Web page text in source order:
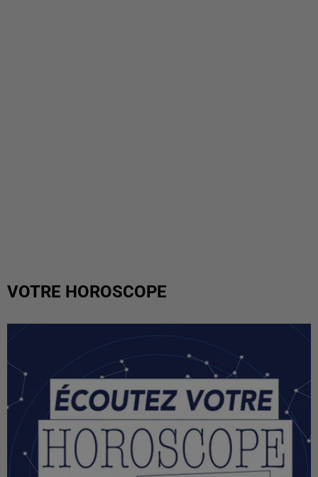
VOTRE HOROSCOPE